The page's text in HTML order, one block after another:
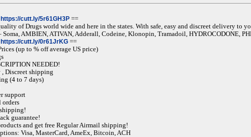
https://cutt.ly/5r61GH3P ==
of Drugs world wide and here in the states. With safe, easy and discreet delivery to
AMBIEN, ATIVAN, Adderall, Codeine, Klonopin, Tramadoil, HYDROCODONE,
https://cutt.ly/0r61JrKG ==
(up to % off average US price)
NEEDED!
Discreet shipping
(4 to 7 days)
support
guarantee!
and get free Regular Airmail shipping!
Visa, MasterCard, AmeEx, Bitcoin, ACH